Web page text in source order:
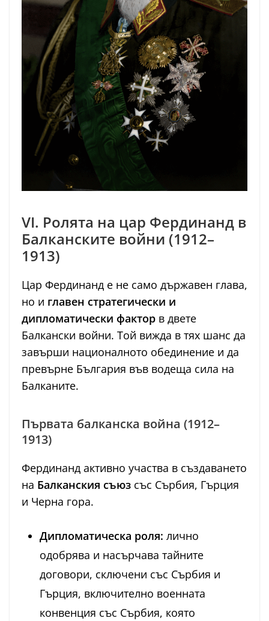
VI. Ролята на цар Фердинанд в
Балканските войни (1912–
1913)
Цар Фердинанд е не само държавен глава,
но и главен стратегически и
дипломатически фактор в двете
Балкански войни. Той вижда в тях шанс да
завърши националното обединение и да
превърне България във водеща сила на
Балканите.
Първата балканска война (1912–
1913)
Фердинанд активно участва в създаването
на Балканския съюз със Сърбия, Гърция
и Черна гора.
Дипломатическа роля: лично
одобрява и насърчава тайните
договори, сключени със Сърбия и
Гърция, включително военната
конвенция със Сърбия, която